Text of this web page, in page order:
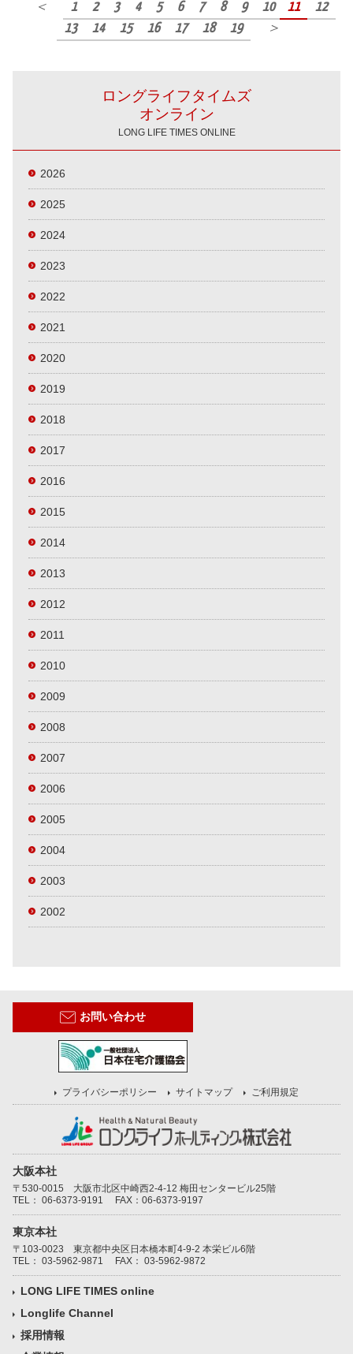
＜ 1 2 3 4 5 6 7 8 9 10 11
12
13
14 15 16 17 18 19 ＞
ロングライフタイムズ
オンライン
LONG LIFE TIMES ONLINE
2026
2025
2024
2023
2022
2021
2020
2019
2018
2017
2016
2015
2014
2013
2012
2011
2010
2009
2008
2007
2006
2005
2004
2003
2002
お問い合わせ
プライバシーポリシー サイトマップ ご利用規定
大阪本社
〒530-0015 大阪市北区中崎西2-4-12 梅田センタービル25階
TEL： 06-6373-9191 FAX：06-6373-9197
東京本社
〒103-0023 東京都中央区日本橋本町4-9-2 本栄ビル6階
TEL： 03-5962-9871 FAX： 03-5962-9872
LONG LIFE TIMES online
Longlife Channel
採用情報